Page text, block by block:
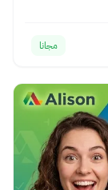
مجانا